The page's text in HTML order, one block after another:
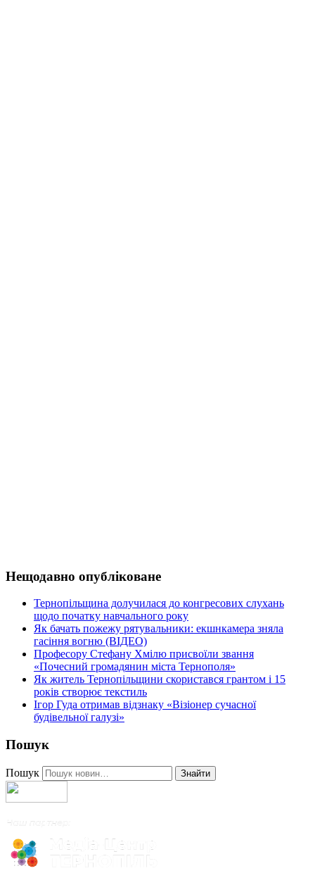
Нещодавно опубліковане
Тернопільщина долучилася до конгресових слухань
щодо початку навчального року
Як бачать пожежу рятувальники: екшнкамера зняла
гасіння вогню (ВІДЕО)
Професору Стефану Хмілю присвоїли звання
«Почесний громадянин міста Тернополя»
Як житель Тернопільщини скористався грантом і 15
років створює текстиль
Ігор Гуда отримав відзнаку «Візіонер сучасної
будівельної галузі»
Пошук
Пошук Знайти